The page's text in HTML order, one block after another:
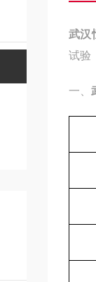
武汉
试验
一、